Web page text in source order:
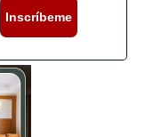
Inscríbeme